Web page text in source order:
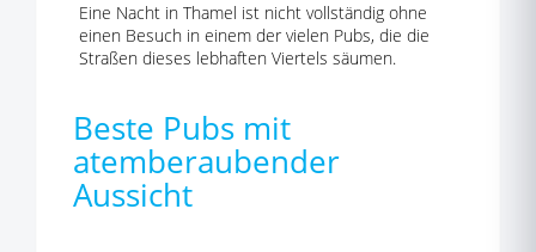
Eine Nacht in Thamel ist nicht vollständig ohne
einen Besuch in einem der vielen Pubs, die die
Straßen dieses lebhaften Viertels säumen.
Beste Pubs mit
atemberaubender
Aussicht